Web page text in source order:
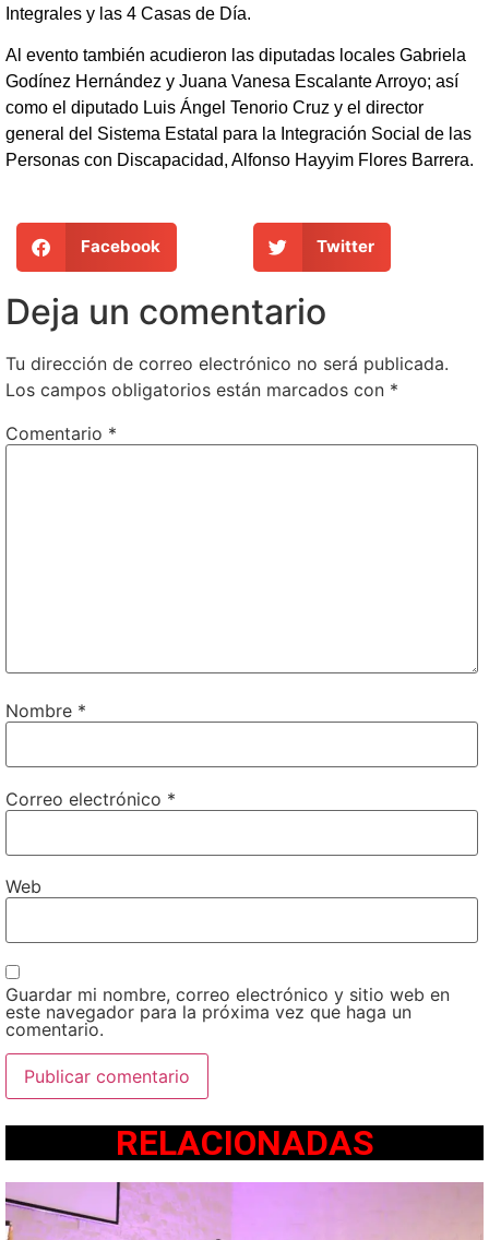
Integrales y las 4 Casas de Día.
Al evento también acudieron las diputadas locales Gabriela
Godínez Hernández y Juana Vanesa Escalante Arroyo; así
como el diputado Luis Ángel Tenorio Cruz y el director
general del Sistema Estatal para la Integración Social de las
Personas con Discapacidad, Alfonso Hayyim Flores Barrera.
Facebook Twitter
Deja un comentario
Tu dirección de correo electrónico no será publicada.
Los campos obligatorios están marcados con *
Comentario *
Nombre *
Correo electrónico *
Web
Guardar mi nombre, correo electrónico y sitio web en
este navegador para la próxima vez que haga un
comentario.
RELACIONADAS